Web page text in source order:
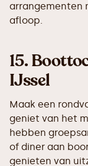
arrangementen
afloop.
15.
IJssel
Maak een
geniet van het
hebben
of diner aan
genieten van